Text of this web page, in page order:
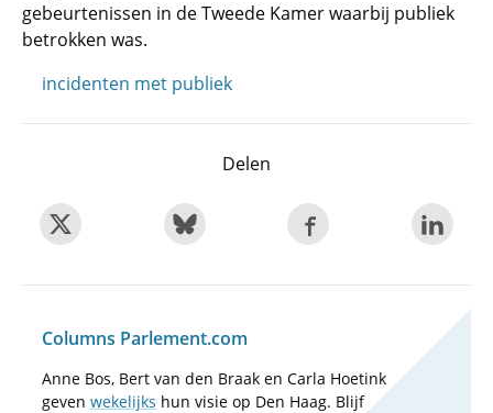
gebeurtenissen in de Tweede Kamer waarbij publiek
betrokken was.
incidenten met publiek
Delen
Columns Parlement.com
Anne Bos, Bert van den Braak en Carla Hoetink
geven wekelijks hun visie op Den Haag. Blijf